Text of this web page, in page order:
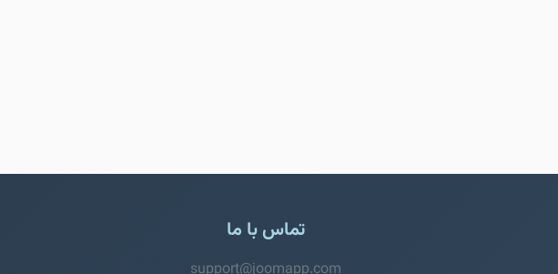
تماس با ما